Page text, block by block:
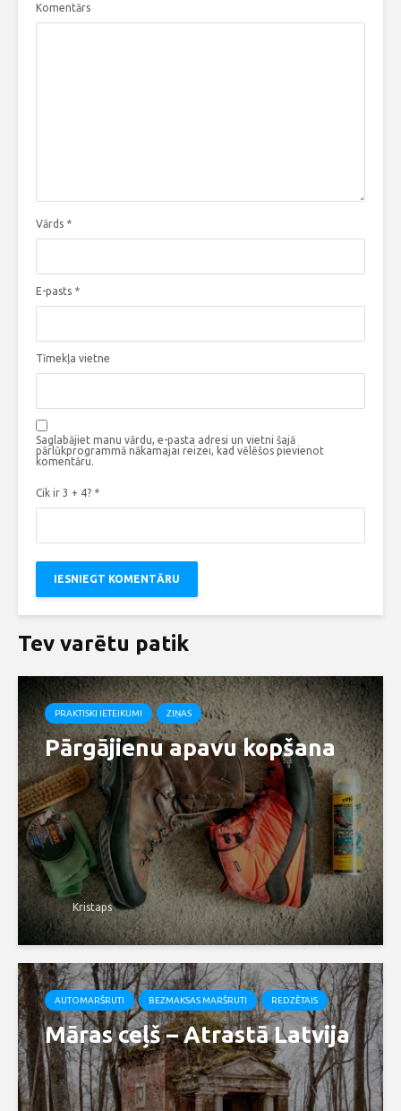
Komentārs
Vārds *
E-pasts *
Tīmekļa vietne
Saglabājiet manu vārdu, e-pasta adresi un vietni šajā
pārlūkprogrammā nākamajai reizei, kad vēlēšos pievienot
komentāru.
Cik ir 3 + 4? *
Tev varētu patik
PRAKTISKI IETEIKUMI ZIŅAS
Pārgājienu apavu kopšana
Kristaps
AUTOMARŠRUTI BEZMAKSAS MARŠRUTI REDZĒTAIS
Māras ceļš – Atrastā Latvija